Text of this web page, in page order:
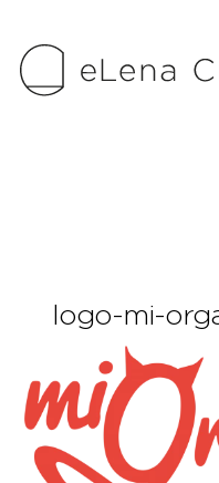
content
logo-mi-